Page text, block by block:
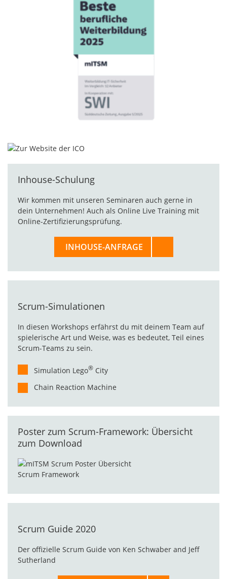
Inhouse-Schulung
Wir kommen mit unseren Seminaren auch gerne in
dein Unternehmen! Auch als Online Live Training mit
Online-Zertifizierungsprüfung.
INHOUSE-ANFRAGE
Scrum-Simulationen
In diesen Workshops erfährst du mit deinem Team auf
spielerische Art und Weise, was es bedeutet, Teil eines
Scrum-Teams zu sein.
Simulation Lego® City
Chain Reaction Machine
Poster zum Scrum-Framework: Übersicht
zum Download
Scrum Guide 2020
Der offizielle Scrum Guide von Ken Schwaber and Jeff
Sutherland